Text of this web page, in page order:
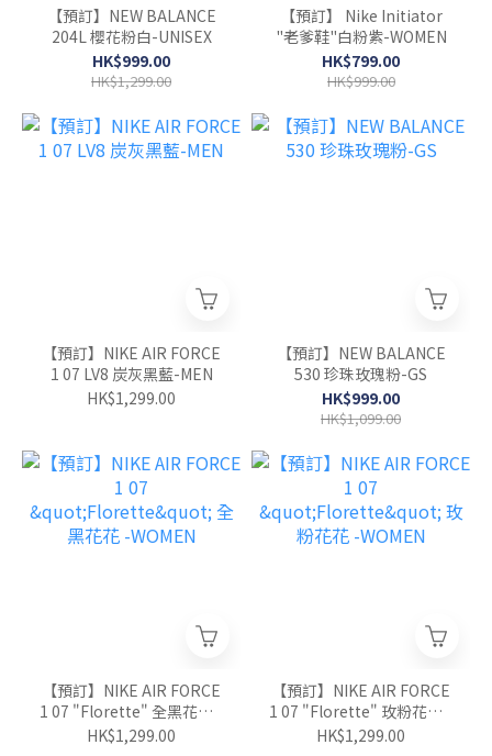
【預訂】NEW BALANCE
204L 櫻花粉白-UNISEX
HK$999.00
HK$1,299.00
【預訂】 Nike Initiator
"老爹鞋"白粉紫-WOMEN
HK$799.00
HK$999.00
【預訂】NIKE AIR FORCE
1 07 LV8 炭灰黑藍-MEN
HK$1,299.00
【預訂】NEW BALANCE
530 珍珠玫瑰粉-GS
HK$999.00
HK$1,099.00
【預訂】NIKE AIR FORCE
1 07 "Florette" 全黑花花 -
WOMEN
HK$1,299.00
【預訂】NIKE AIR FORCE
1 07 "Florette" 玫粉花花 -
WOMEN
HK$1,299.00